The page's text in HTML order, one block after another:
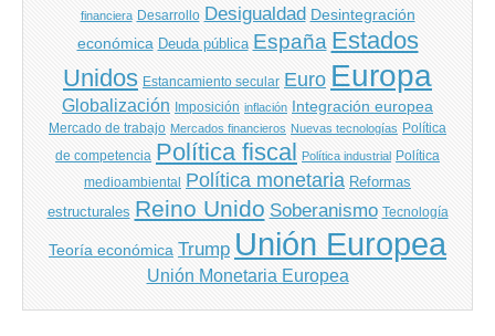
financiera Desarrollo Desigualdad Desintegración
económica Deuda pública España Estados
Unidos Estancamiento secular Euro Europa
Globalización Imposición inflación Integración europea
Mercado de trabajo Mercados financieros Nuevas tecnologías Política
de competencia Política fiscal Política industrial Política
medioambiental Política monetaria Reformas
estructurales Reino Unido Soberanismo Tecnología
Teoría económica Trump Unión Europea
Unión Monetaria Europea